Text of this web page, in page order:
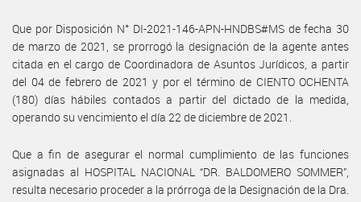
Que por Disposición N° DI-2021-146-APN-HNDBS#MS de fecha 30
de marzo de 2021, se prorrogó la designación de la agente antes
citada en el cargo de Coordinadora de Asuntos Jurídicos, a partir
del 04 de febrero de 2021 y por el término de CIENTO OCHENTA
(180) días hábiles contados a partir del dictado de la medida,
operando su vencimiento el día 22 de diciembre de 2021.
Que a fin de asegurar el normal cumplimiento de las funciones
asignadas al HOSPITAL NACIONAL “DR. BALDOMERO SOMMER”,
resulta necesario proceder a la prórroga de la Designación de la Dra.